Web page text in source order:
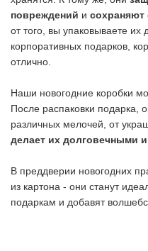
повреждений и сохраняют
от того, вы упаковываете
корпоративных подарков,
отлично.
Наши новогодние коробки
После распаковки подарка,
различных мелочей, от
делает их долговечными
В преддверии новогодних
из картона - они станут
подаркам и добавят